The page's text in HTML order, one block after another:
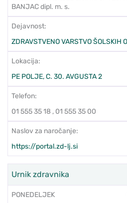
BANJAC dipl. m. s.
Dejavnost:
ZDRAVSTVENO VARSTVO ŠOLSKIH
Lokacija:
PE POLJE, C. 30. AVGUSTA 2
Telefon:
01 555 35 18 , 01 555 35 00
Naslov za naročanje:
https://portal.zd-lj.si
Urnik zdravnika
PONEDELJEK